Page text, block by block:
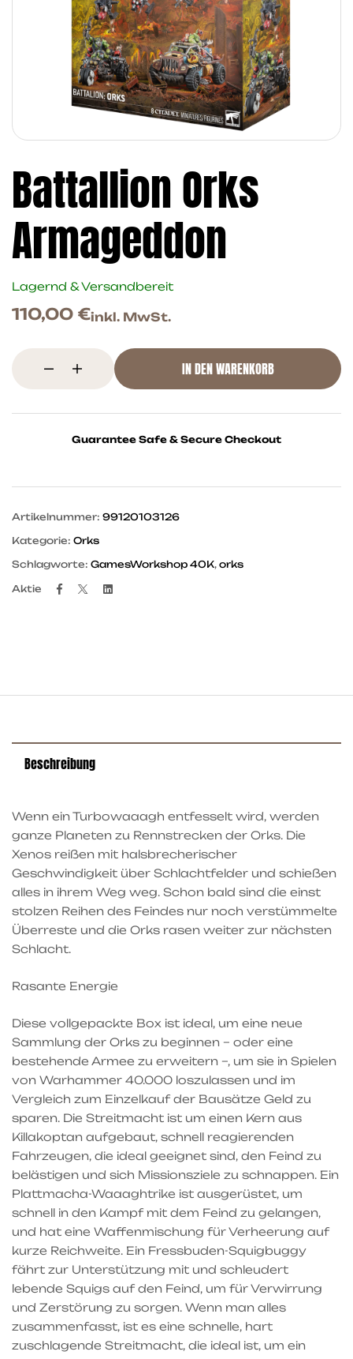
Battallion Orks
Armageddon
Lagernd & Versandbereit
110,00 €inkl. MwSt.
IN DEN WARENKORB
Guarantee Safe & Secure Checkout
Artikelnummer: 99120103126
Kategorie: Orks
Schlagworte: GamesWorkshop 40K, orks
Aktie Facebook
TwitterLinkedin
Beschreibung
Wenn ein Turbowaaagh entfesselt wird, werden
ganze Planeten zu Rennstrecken der Orks. Die
Xenos reißen mit halsbrecherischer
Geschwindigkeit über Schlachtfelder und schießen
alles in ihrem Weg weg. Schon bald sind die einst
stolzen Reihen des Feindes nur noch verstümmelte
Überreste und die Orks rasen weiter zur nächsten
Schlacht.
Rasante Energie
Diese vollgepackte Box ist ideal, um eine neue
Sammlung der Orks zu beginnen – oder eine
bestehende Armee zu erweitern –, um sie in Spielen
von Warhammer 40.000 loszulassen und im
Vergleich zum Einzelkauf der Bausätze Geld zu
sparen. Die Streitmacht ist um einen Kern aus
Killakoptan aufgebaut, schnell reagierenden
Fahrzeugen, die ideal geeignet sind, den Feind zu
belästigen und sich Missionsziele zu schnappen. Ein
Plattmacha-Waaaghtrike ist ausgerüstet, um
schnell in den Kampf mit dem Feind zu gelangen,
und hat eine Waffenmischung für Verheerung auf
kurze Reichweite. Ein Fressbuden-Squigbuggy
fährt zur Unterstützung mit und schleudert
lebende Squigs auf den Feind, um für Verwirrung
und Zerstörung zu sorgen. Wenn man alles
zusammenfasst, ist es eine schnelle, hart
zuschlagende Streitmacht, die ideal ist, um ein